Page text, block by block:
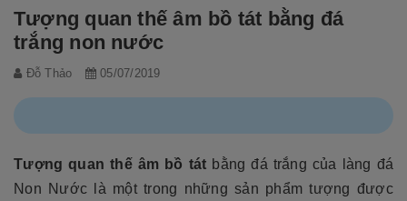
Tượng quan thế âm bồ tát bằng đá
trắng non nước
Đỗ Thảo 05/07/2019
Tượng quan thế âm bồ tát bằng đá trắng của làng đá
Non Nước là một trong những sản phẩm tượng được